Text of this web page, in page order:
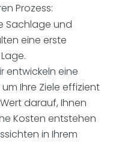
Prozess:
Sachlage und
eine erste
entwickeln eine
Ihre Ziele effizient
darauf, Ihnen
Kosten entstehen
in Ihrem